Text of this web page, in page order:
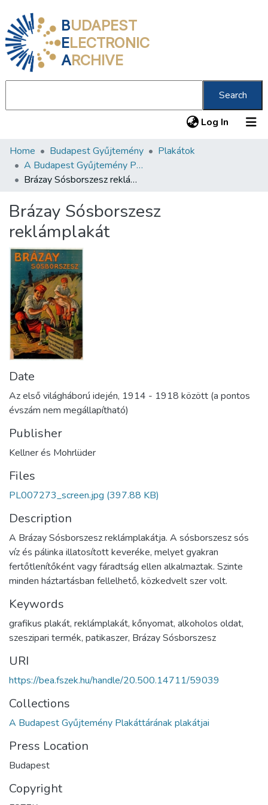
BUDAPEST
ELECTRONIC
ARCHIVE
Search
Log In (current)
Communities & Collections
All of DSpace
About us
Home Budapest Gyűjtemény
Plakátok
A Budapest Gyűjtemény Plakáttárának plakátjai
Brázay Sósborszesz reklámplakát
Brázay Sósborszesz
reklámplakát
Date
Az első világháború idején, 1914 - 1918 között (a pontos
évszám nem megállapítható)
Publisher
Kellner és Mohrlüder
Files
PL007273_screen.jpg (397.88 KB)
Description
A Brázay Sósborszesz reklámplakátja. A sósborszesz sós
víz és pálinka illatosított keveréke, melyet gyakran
fertőtlenítőként vagy fáradtság ellen alkalmaztak. Szinte
minden háztartásban fellelhető, közkedvelt szer volt.
Keywords
grafikus plakát, reklámplakát, kőnyomat, alkoholos oldat,
szeszipari termék, patikaszer, Brázay Sósborszesz
URI
https://bea.fszek.hu/handle/20.500.14711/59039
Collections
A Budapest Gyűjtemény Plakáttárának plakátjai
Press Location
Budapest
Copyright